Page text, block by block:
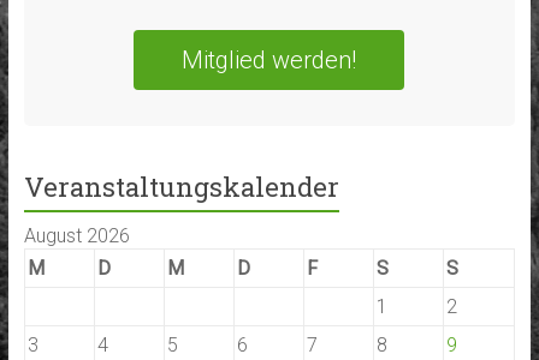
Mitglied werden!
Veranstaltungskalender
August 2026
M
D M D F S
S
1
2
3
4 5 6 7 8
9